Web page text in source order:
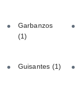
Garbanzos
(1)
Guisantes (1)